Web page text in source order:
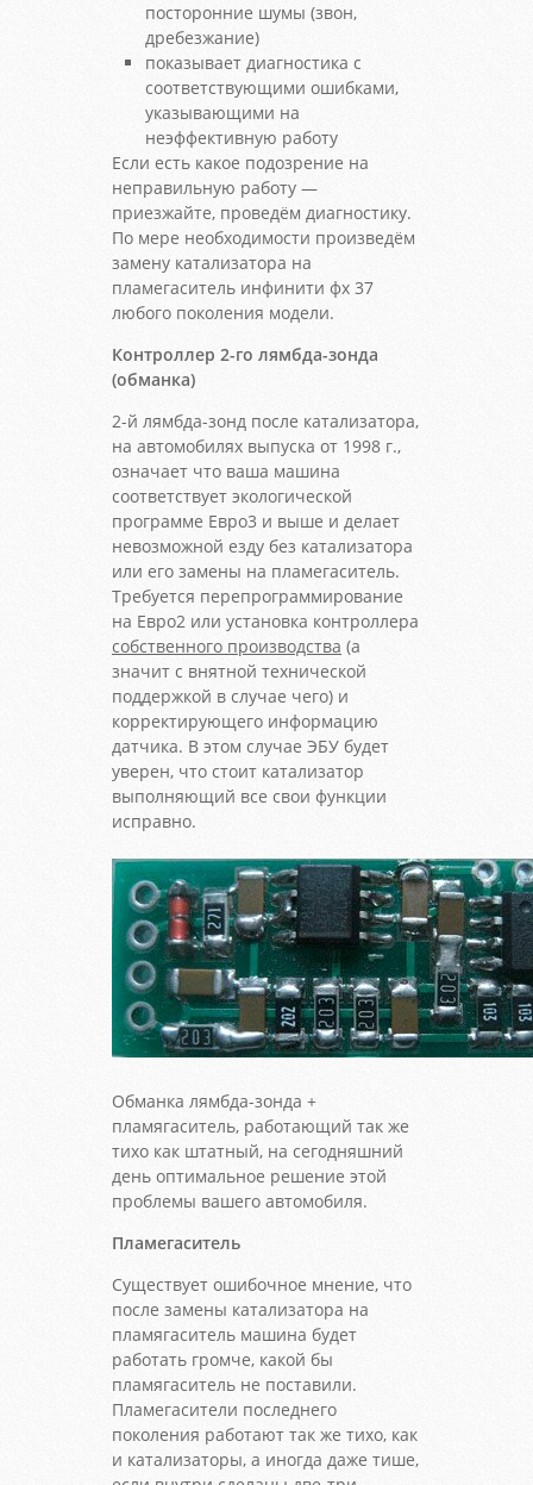
посторонние шумы (звон,
дребезжание)
показывает диагностика с
соответствующими ошибками,
указывающими на
неэффективную работу
Если есть какое подозрение на
неправильную работу —
приезжайте, проведём диагностику.
По мере необходимости произведём
замену катализатора на
пламегаситель инфинити фх 37
любого поколения модели.
Контроллер 2-го лямбда-зонда
(обманка)
2-й лямбда-зонд после катализатора,
на автомобилях выпуска от 1998 г.,
означает что ваша машина
соответствует экологической
программе Евро3 и выше и делает
невозможной езду без катализатора
или его замены на пламегаситель.
Требуется перепрограммирование
на Евро2 или установка контроллера
собственного производства (а
значит с внятной технической
поддержкой в случае чего) и
корректирующего информацию
датчика. В этом случае ЭБУ будет
уверен, что стоит катализатор
выполняющий все свои функции
исправно.
Обманка лямбда-зонда +
пламягаситель, работающий так же
тихо как штатный, на сегодняшний
день оптимальное решение этой
проблемы вашего автомобиля.
Пламегаситель
Существует ошибочное мнение, что
после замены катализатора на
пламягаситель машина будет
работать громче, какой бы
пламягаситель не поставили.
Пламегасители последнего
поколения работают так же тихо, как
и катализаторы, а иногда даже тише,